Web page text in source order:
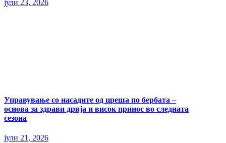
јули 23, 2026
Управување со насадите од цреша по бербата –
основа за здрави дрвја и висок принос во следната
сезона
јули 21, 2026